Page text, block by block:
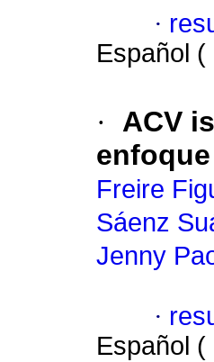
·
Español (
·
ACV
Freire
Sáenz
Jenny
·
Español (